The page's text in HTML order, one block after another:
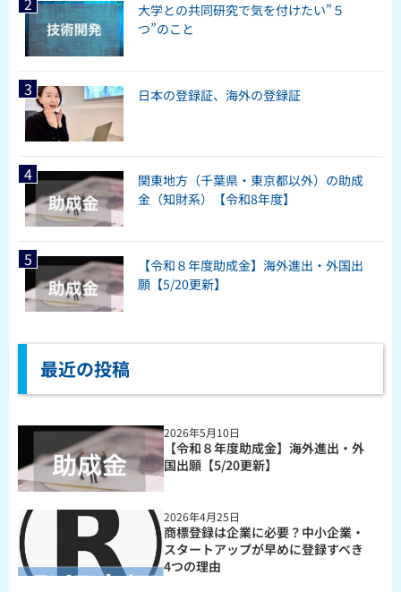
大学との共同研究で気を付けたい”５
つ”のこと
日本の登録証、海外の登録証
関東地方（千葉県・東京都以外）の助成
金（知財系）【令和8年度】
【令和８年度助成金】海外進出・外国出
願【5/20更新】
最近の投稿
2026年5月10日
【令和８年度助成金】海外進出・外
国出願【5/20更新】
2026年4月25日
商標登録は企業に必要？中小企業・
スタートアップが早めに登録すべき
4つの理由